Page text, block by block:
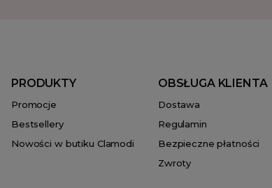
PRODUKTY
Promocje
Bestsellery
Nowości w butiku Clamodi
OBSŁUGA KLIENTA
Dostawa
Regulamin
Bezpieczne płatności
Zwroty